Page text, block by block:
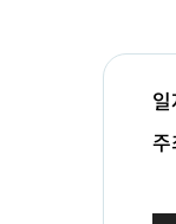
주